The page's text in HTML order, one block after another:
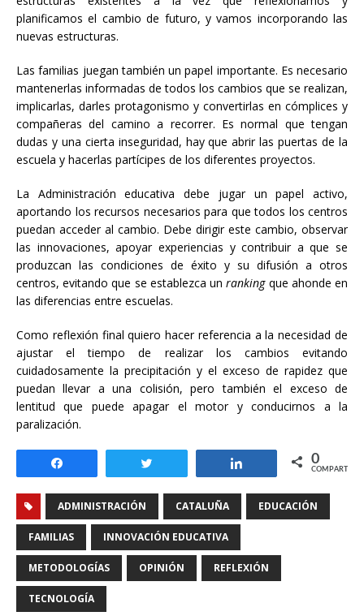
planificamos el cambio de futuro, y vamos incorporando las
nuevas estructuras.
Las familias juegan también un papel importante. Es necesario
mantenerlas informadas de todos los cambios que se realizan,
implicarlas, darles protagonismo y convertirlas en cómplices y
compañeras del camino a recorrer. Es normal que tengan
dudas y una cierta inseguridad, hay que abrir las puertas de la
escuela y hacerlas partícipes de los diferentes proyectos.
La Administración educativa debe jugar un papel activo,
aportando los recursos necesarios para que todos los centros
puedan acceder al cambio. Debe dirigir este cambio, observar
las innovaciones, apoyar experiencias y contribuir a que se
produzcan las condiciones de éxito y su difusión a otros
centros, evitando que se establezca unrankingque ahonde en
las diferencias entre escuelas.
Como reflexión final quiero hacer referencia a la necesidad de
ajustar el tiempo de realizar los cambios evitando
cuidadosamente la precipitación y el exceso de rapidez que
puedan llevar a una colisión, pero también el exceso de
lentitud que puede apagar el motor y conducirnos a la
paralización.
Compartir 0
COMPARTIR
ADMINISTRACIÓN CATALUÑA EDUCACIÓN
FAMILIAS INNOVACIÓN EDUCATIVA
METODOLOGÍAS OPINIÓN REFLEXIÓN
TECNOLOGÍA